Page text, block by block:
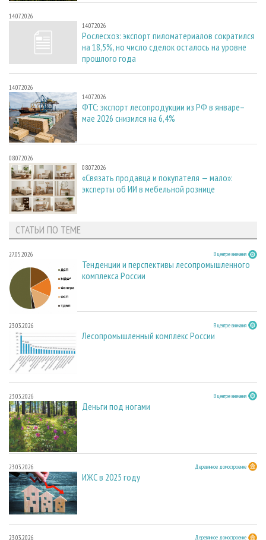
14.07.2026
14.07.2026
Рослесхоз: экспорт пиломатериалов сократился
на 18,5%, но число сделок осталось на уровне
прошлого года
14.07.2026
14.07.2026
ФТС: экспорт лесопродукции из РФ в январе–
мае 2026 снизился на 6,4%
08.07.2026
08.07.2026
«Связать продавца и покупателя — мало»:
эксперты об ИИ в мебельной рознице
СТАТЬИ ПО ТЕМЕ
27.05.2026 В центре внимания
Тенденции и перспективы лесопромышленного
комплекса России
23.03.2026 В центре внимания
Лесопромышленный комплекс России
23.03.2026 В центре внимания
Деньги под ногами
23.03.2026 Деревянное домостроение
ИЖС в 2025 году
23.03.2026 Деревянное домостроение